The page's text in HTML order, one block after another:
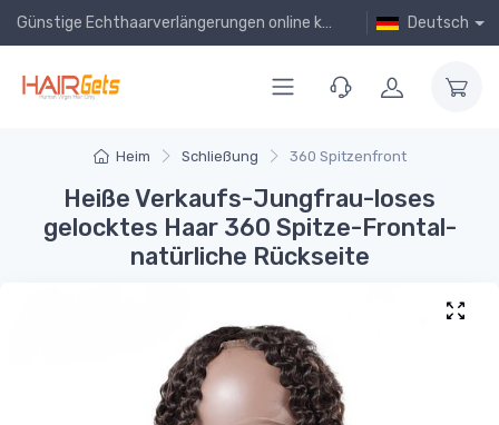
Günstige Echthaarverlängerungen online kaufen! Deutsch
Heim Schließung 360 Spitzenfront
Heiße Verkaufs-Jungfrau-loses
gelocktes Haar 360 Spitze-Frontal-
natürliche Rückseite